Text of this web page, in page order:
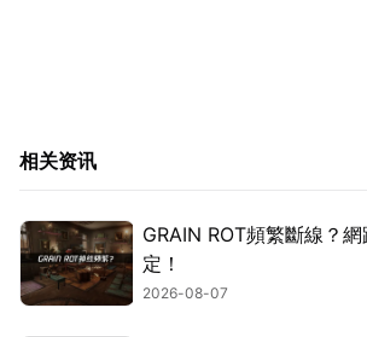
相关资讯
GRAIN ROT頻繁斷線？
定！
2026-08-07